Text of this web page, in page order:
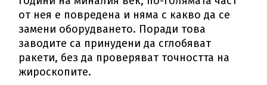
от нея е повредена и няма с какво да се
замени оборудването. Поради това
заводите са принудени да сглобяват
ракети, без да проверяват точността на
жироскопите.